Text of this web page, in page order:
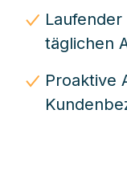
täglichen
Proaktive